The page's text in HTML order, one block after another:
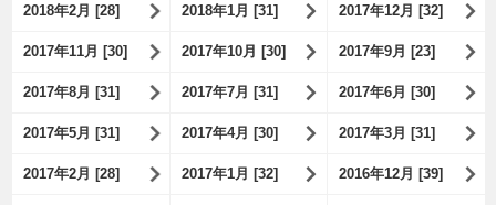
2018年2月 [28] 2018年1月 [31] 2017年12月 [32]
2017年11月 [30] 2017年10月 [30] 2017年9月 [23]
2017年8月 [31] 2017年7月 [31] 2017年6月 [30]
2017年5月 [31] 2017年4月 [30] 2017年3月 [31]
2017年2月 [28] 2017年1月 [32] 2016年12月 [39]